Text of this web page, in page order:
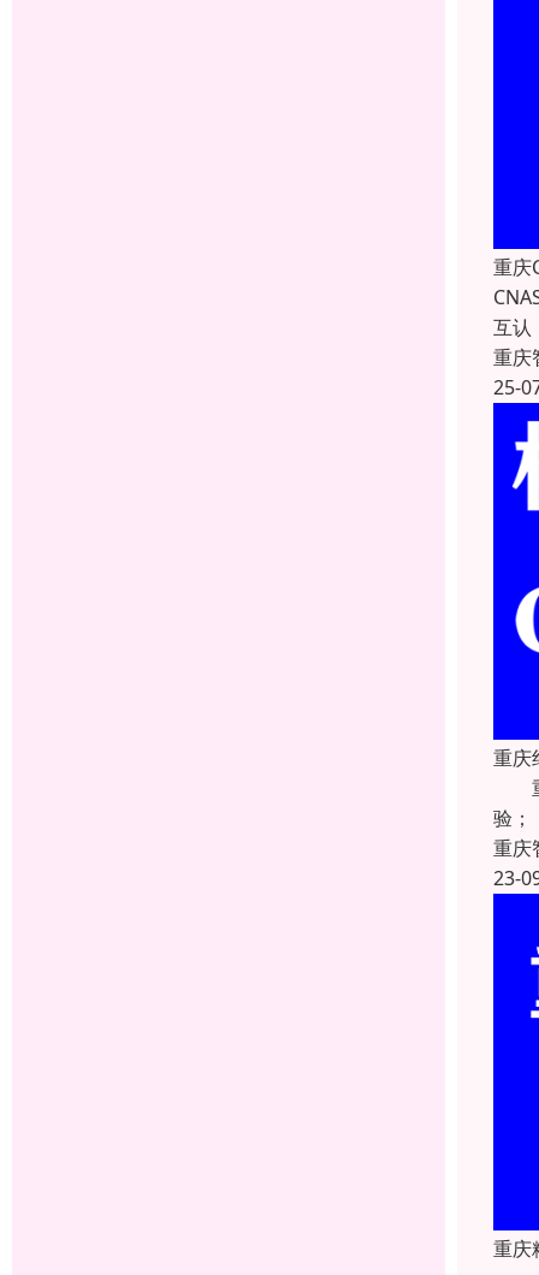
重庆
互认
重庆
25-
重庆
重
验；
重庆
23-
重庆